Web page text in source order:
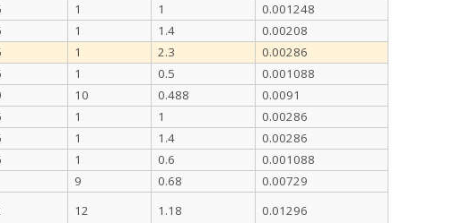
1 1 0.001248
1 1.4 0.00208
1 2.3 0.00286
1 0.5 0.001088
10 0.488 0.0091
1 1 0.00286
1 1.4 0.00286
1 0.6 0.001088
9 0.68 0.00729
12 1.18 0.01296